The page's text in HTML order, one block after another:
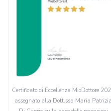
Certificato di Eccellenza MioDottore
assegnato alla Dott.ssa Maria Patrizia